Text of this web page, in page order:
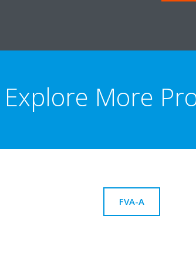
Explore More
FVA-A